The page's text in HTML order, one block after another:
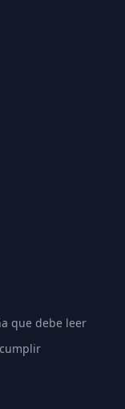
que debe leer
cumplir